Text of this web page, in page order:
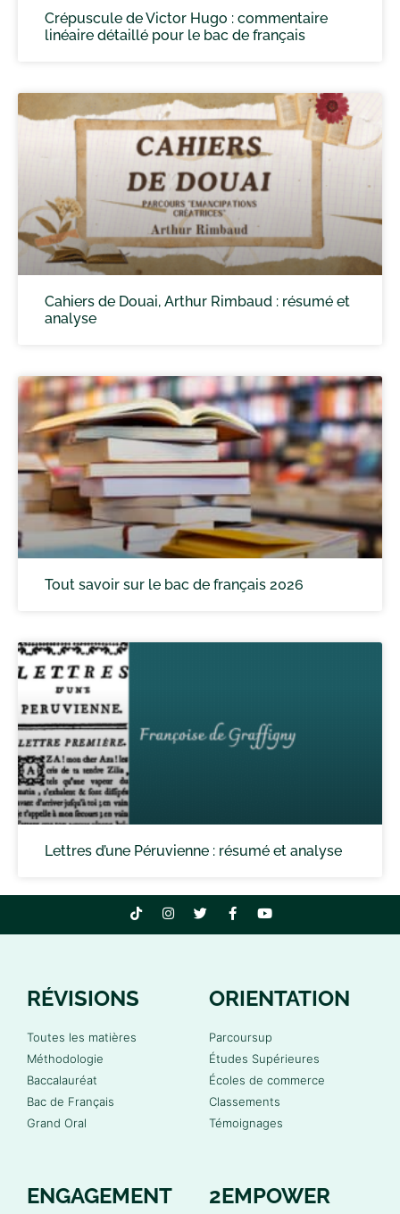
Crépuscule de Victor Hugo : commentaire
linéaire détaillé pour le bac de français
Cahiers de Douai, Arthur Rimbaud : résumé et
analyse
Tout savoir sur le bac de français 2026
Lettres d’une Péruvienne : résumé et analyse
RÉVISIONS
Toutes les matières
Méthodologie
Baccalauréat
Bac de Français
Grand Oral
ORIENTATION
Parcoursup
Études Supérieures
Écoles de commerce
Classements
Témoignages
ENGAGEMENT 2EMPOWER